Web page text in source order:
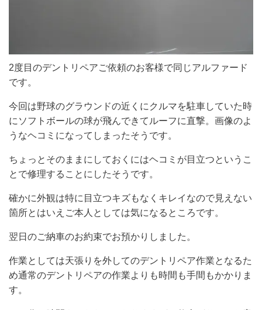
2度目のデントリペアご依頼のお客様で同じアルファード
です。
今回は野球のグラウンドの近くにクルマを駐車していた時
にソフトボールの球が飛んできてルーフに直撃。画像のよ
うなヘコミになってしまったそうです。
ちょっとそのままにしておくにはヘコミが目立つというこ
とで修理することにしたそうです。
確かに外観は特に目立つキズもなくキレイなので見えない
箇所とはいえご本人としては気になるところです。
翌日のご納車のお約束でお預かりしました。
作業としては天張りを外してのデントリペア作業となるた
め通常のデントリペアの作業よりも時間も手間もかかりま
す。